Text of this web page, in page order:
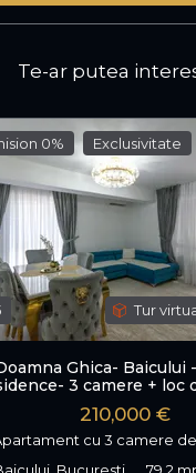
Te-ar putea
0% Exclusivitate
Tur
Ghica- Baicului
3 camere + loc
210,000 €
cu 3 camere